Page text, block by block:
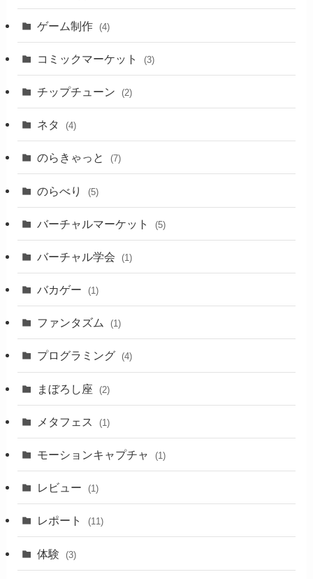
ゲーム制作 (4)
コミックマーケット (3)
チップチューン (2)
ネタ (4)
のらきゃっと (7)
のらべり (5)
バーチャルマーケット (5)
バーチャル学会 (1)
バカゲー (1)
ファンタズム (1)
プログラミング (4)
まぼろし座 (2)
メタフェス (1)
モーションキャプチャ (1)
レビュー (1)
レポート (11)
体験 (3)